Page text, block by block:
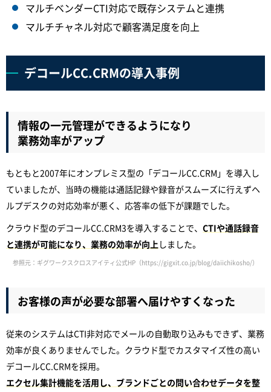
マルチベンダーCTI対応で既存システムと連携
マルチチャネル対応で顧客満足度を向上
デコールCC.CRMの導入事例
情報の一元管理ができるようになり
業務効率がアップ
もともと2007年にオンプレミス型の「デコールCC.CRM」を導入し
ていましたが、当時の機能は通話記録や録音がスムーズに行えずヘ
ルプデスクの対応効率が悪く、応答率の低下が課題でした。
クラウド型のデコールCC.CRM3を導入することで、 CTIや通話録音
と連携が可能になり、業務の効率が向上しました。
参照元：ギグワークスクロスアイティ公式HP（https://gigxit.co.jp/blog/daiichikosho/）
お客様の声が必要な部署へ届けやすくなった
従来のシステムはCTI非対応でメールの自動取り込みもできず、業務
効率が良くありませんでした。クラウド型でカスタマイズ性の高い
デコールCC.CRMを採用。
エクセル集計機能を活用し、ブランドごとの問い合わせデータを整